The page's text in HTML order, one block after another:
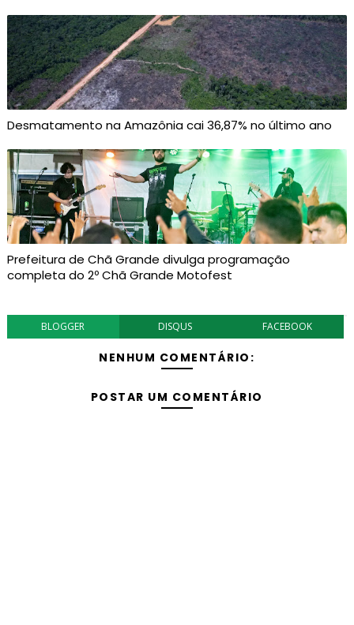
Desmatamento na Amazônia cai 36,87% no último ano
Prefeitura de Chã Grande divulga programação
completa do 2º Chã Grande Motofest
BLOGGER DISQUS FACEBOOK
NENHUM COMENTÁRIO:
POSTAR UM COMENTÁRIO